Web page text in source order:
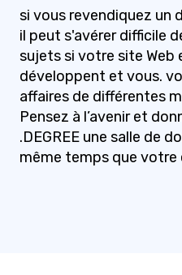
si vous revendiquez un
il peut s'avérer difficile
sujets si votre site Web
développent et vous.
affaires de différentes
Pensez à l’avenir et
.DEGREE une salle de
même temps que votre